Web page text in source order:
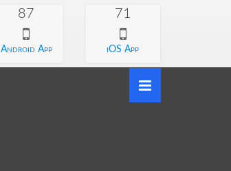
87
Android App
71
iOS App